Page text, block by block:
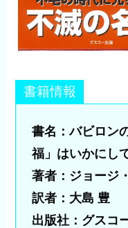
書籍情報
書名：バビロン
福」はいかにし
著者：ジョージ
訳者：大島 豊
出版社：グスコ